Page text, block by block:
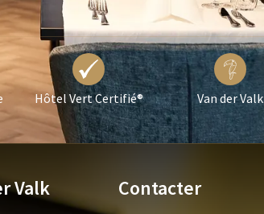
Hôtel Vert Certifié® Van der Valk
Valk Contacter